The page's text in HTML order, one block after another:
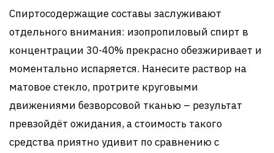
Спиртосодержащие составы заслуживают
отдельного внимания: изопропиловый спирт в
концентрации 30-40% прекрасно обезжиривает и
моментально испаряется. Нанесите раствор на
матовое стекло, протрите круговыми
движениями безворсовой тканью – результат
превзойдёт ожидания, а стоимость такого
средства приятно удивит по сравнению с